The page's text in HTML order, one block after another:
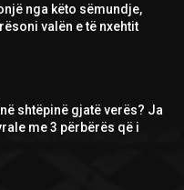
nga këto sëmundje,
valën e të nxehtit
shtëpinë gjatë verës? Ja
me 3 përbërës që i